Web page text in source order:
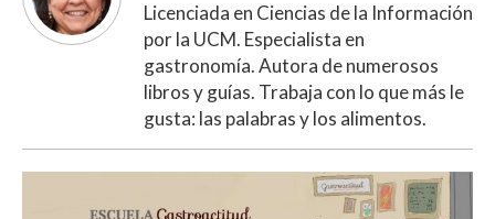
Licenciada en Ciencias de la Información
por la UCM. Especialista en
gastronomía. Autora de numerosos
libros y guías. Trabaja con lo que más le
gusta: las palabras y los alimentos.